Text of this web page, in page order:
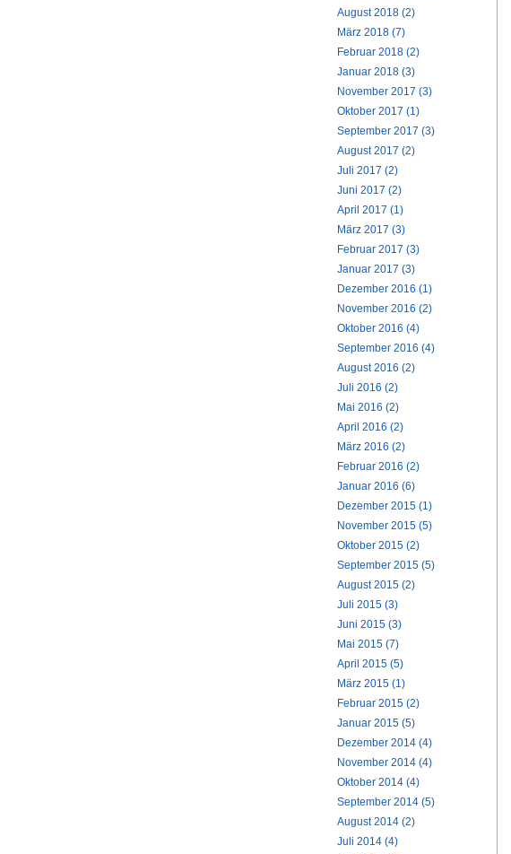
August 2018 (2)
März 2018 (7)
Februar 2018 (2)
Januar 2018 (3)
November 2017 (3)
Oktober 2017 (1)
September 2017 (3)
August 2017 (2)
Juli 2017 (2)
Juni 2017 (2)
April 2017 (1)
März 2017 (3)
Februar 2017 (3)
Januar 2017 (3)
Dezember 2016 (1)
November 2016 (2)
Oktober 2016 (4)
September 2016 (4)
August 2016 (2)
Juli 2016 (2)
Mai 2016 (2)
April 2016 (2)
März 2016 (2)
Februar 2016 (2)
Januar 2016 (6)
Dezember 2015 (1)
November 2015 (5)
Oktober 2015 (2)
September 2015 (5)
August 2015 (2)
Juli 2015 (3)
Juni 2015 (3)
Mai 2015 (7)
April 2015 (5)
März 2015 (1)
Februar 2015 (2)
Januar 2015 (5)
Dezember 2014 (4)
November 2014 (4)
Oktober 2014 (4)
September 2014 (5)
August 2014 (2)
Juli 2014 (4)